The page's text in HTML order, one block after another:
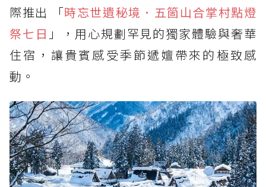
際推出 「時忘世遺秘境．五箇山合掌村點燈
祭七日 」，用心規劃罕見的獨家體驗與奢華
住宿，讓貴賓感受季節遞嬗帶來的極致感
動。